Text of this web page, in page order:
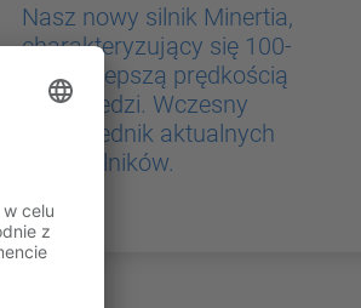
Nasz nowy silnik Minertia,
charakteryzujący się 100-
krotnie lepszą prędkością
odpowiedzi. Wczesny
odpowiednik aktualnych
serwosilników.
1958